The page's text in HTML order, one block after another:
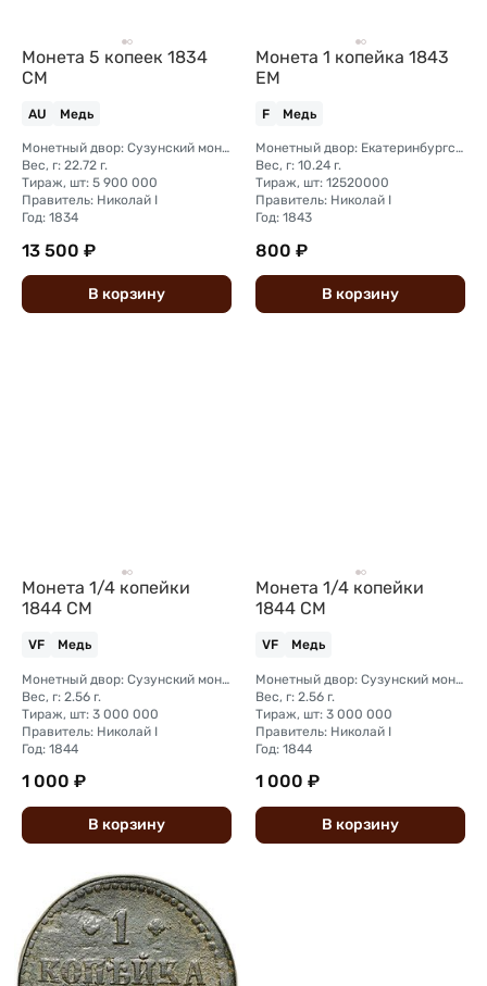
Монета 5 копеек 1834
СМ
AU Медь
Монетный двор: Сузунский монетный двор (Сибирь)
Вес, г: 22.72 г.
Тираж, шт: 5 900 000
Правитель: Николай I
Год: 1834
13 500 ₽
В корзину
Монета 1 копейка 1843
ЕМ
F Медь
Монетный двор: Екатеринбургский монетный двор
Вес, г: 10.24 г.
Тираж, шт: 12520000
Правитель: Николай I
Год: 1843
800 ₽
В корзину
Монета 1/4 копейки
1844 СМ
VF Медь
Монетный двор: Сузунский монетный двор (Сибирь)
Вес, г: 2.56 г.
Тираж, шт: 3 000 000
Правитель: Николай I
Год: 1844
1 000 ₽
В корзину
Монета 1/4 копейки
1844 СМ
VF Медь
Монетный двор: Сузунский монетный двор (Сибирь)
Вес, г: 2.56 г.
Тираж, шт: 3 000 000
Правитель: Николай I
Год: 1844
1 000 ₽
В корзину